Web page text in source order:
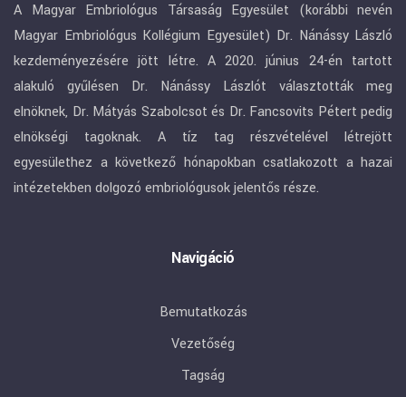
A Magyar Embriológus Társaság Egyesület (korábbi nevén
Magyar Embriológus Kollégium Egyesület) Dr. Nánássy László
kezdeményezésére jött létre. A 2020. június 24-én tartott
alakuló gyűlésen Dr. Nánássy Lászlót választották meg
elnöknek, Dr. Mátyás Szabolcsot és Dr. Fancsovits Pétert pedig
elnökségi tagoknak. A tíz tag részvételével létrejött
egyesülethez a következő hónapokban csatlakozott a hazai
intézetekben dolgozó embriológusok jelentős része.
Navigáció
Bemutatkozás
Vezetőség
Tagság